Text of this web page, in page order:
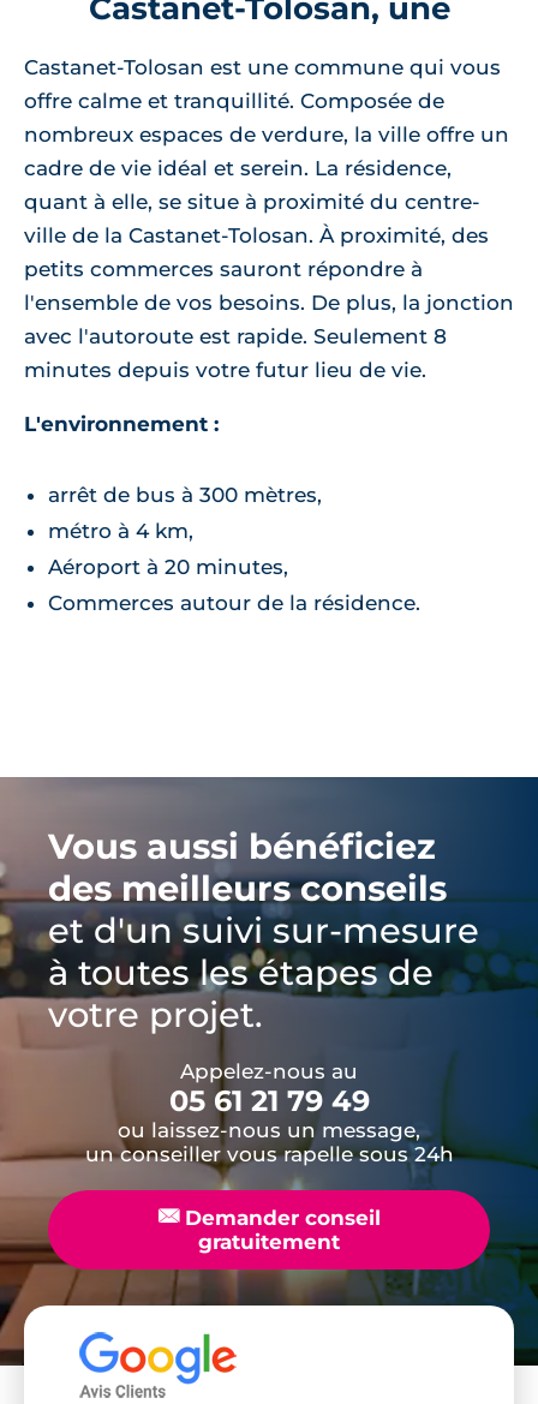
Castanet-Tolosan est une commune qui vous
offre calme et tranquillité. Composée de
nombreux espaces de verdure, la ville offre un
cadre de vie idéal et serein. La résidence,
quant à elle, se situe à proximité du centre-
ville de la Castanet-Tolosan. À proximité, des
petits commerces sauront répondre à
l'ensemble de vos besoins. De plus, la jonction
avec l'autoroute est rapide. Seulement 8
minutes depuis votre futur lieu de vie.
L'environnement :
arrêt de bus à 300 mètres,
métro à 4 km,
Aéroport à 20 minutes,
Commerces autour de la résidence.
Vous aussi bénéficiez
des meilleurs conseils
et d'un suivi sur-mesure
à toutes les étapes de
votre projet.
Appelez-nous au
05 61 21 79 49
ou laissez-nous un message,
un conseiller vous rapelle sous 24h
📧Demander conseil
gratuitement